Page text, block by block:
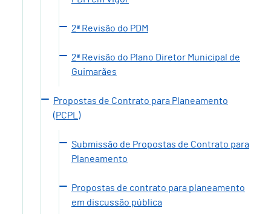
2ª Revisão do PDM
2ª Revisão do Plano Diretor Municipal de
Guimarães
Propostas de Contrato para Planeamento
(PCPL)
Submissão de Propostas de Contrato para
Planeamento
Propostas de contrato para planeamento
em discussão pública